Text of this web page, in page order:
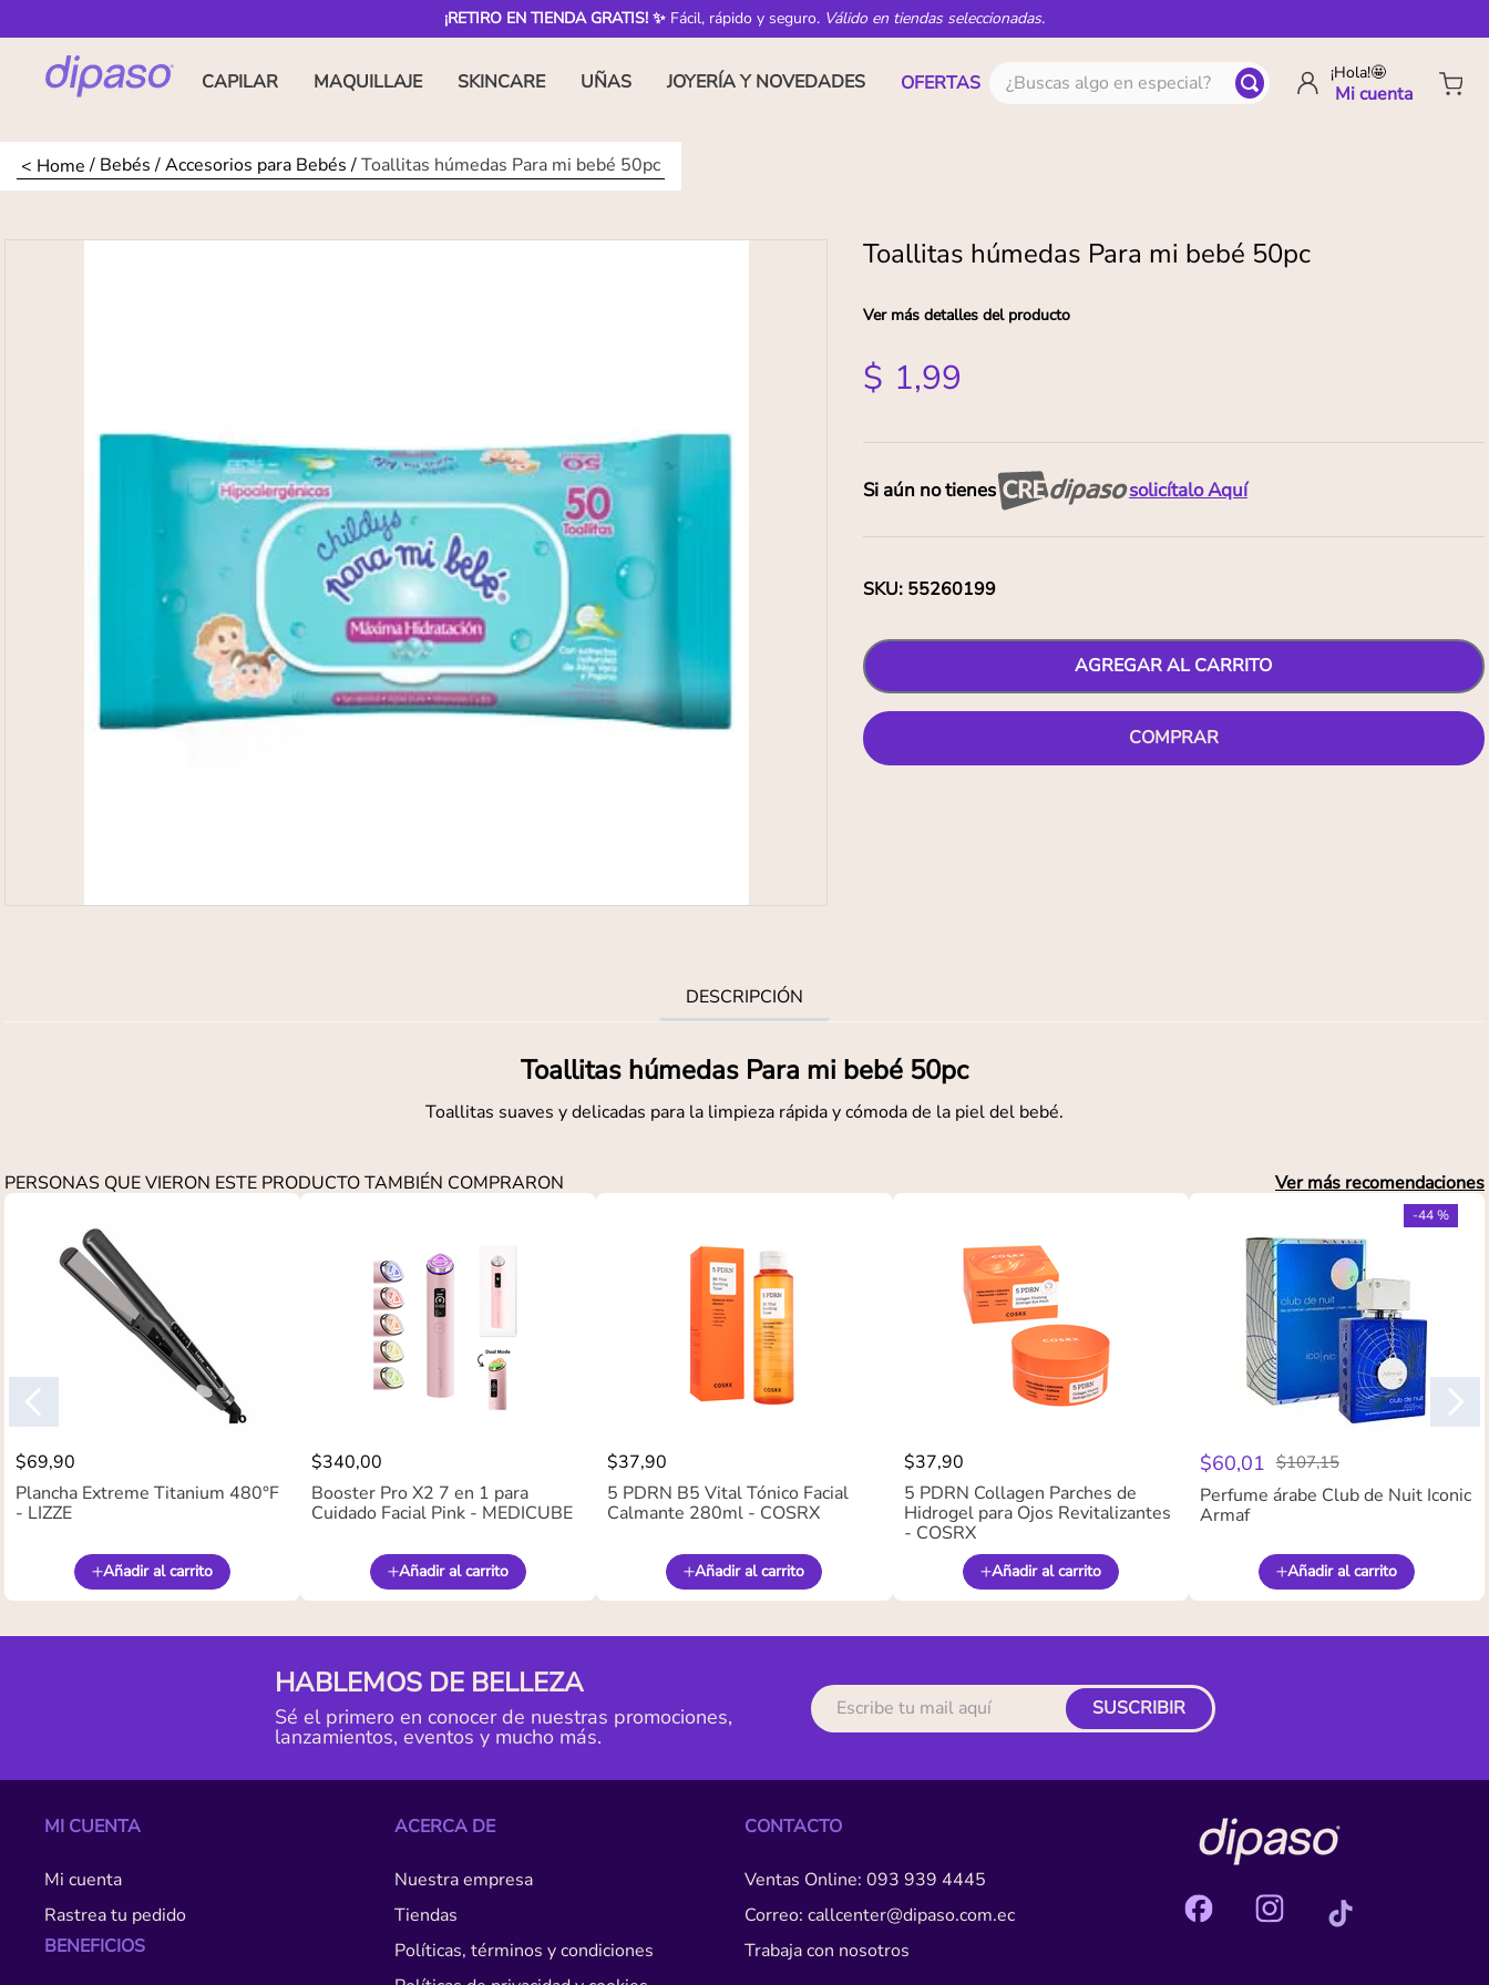
¡RETIRO EN TIENDA GRATIS! ✨ Fácil, rápido y seguro. Válido en tiendas seleccionadas.
CAPILAR MAQUILLAJE SKINCARE UÑAS JOYERÍA Y NOVEDADES OFERTAS ¿Buscas algo en especial? ¡Hola!🤩
Bebés Accesorios para Bebés Toallitas húmedas Para mi bebé 50pc
Toallitas húmedas Para mi bebé 50pc
Ver más detalles del producto
$ 1,99
Si aún no tienes solicítalo Aquí
SKU: 55260199
AGREGAR AL CARRITO
COMPRAR
DESCRIPCIÓN
Toallitas húmedas Para mi bebé 50pc
Toallitas suaves y delicadas para la limpieza rápida y cómoda de la piel del bebé.
PERSONAS QUE VIERON ESTE PRODUCTO TAMBIÉN COMPRARON Ver más recomendaciones
$69,90
Plancha Extreme Titanium 480°F
- LIZZE
Añadir al carrito
$340,00
Booster Pro X2 7 en 1 para
Cuidado Facial Pink - MEDICUBE
Añadir al carrito
$37,90
5 PDRN B5 Vital Tónico Facial
Calmante 280ml - COSRX
Añadir al carrito
$37,90
5 PDRN Collagen Parches de
Hidrogel para Ojos Revitalizantes
- COSRX
Añadir al carrito
-44 %
$60,01 $107,15
Perfume árabe Club de Nuit Iconic
Armaf
Añadir al carrito
HABLEMOS DE BELLEZA
Sé el primero en conocer de nuestras promociones,
lanzamientos, eventos y mucho más.
SUSCRIBIR
MI CUENTA
Mi cuenta
Rastrea tu pedido
BENEFICIOS
ACERCA DE
Nuestra empresa
Tiendas
Políticas, términos y condiciones
CONTACTO
Ventas Online: 093 939 4445
Correo: callcenter@dipaso.com.ec
Trabaja con nosotros